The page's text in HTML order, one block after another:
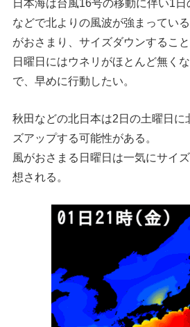
日本海は台風16号の移動に伴い1
などで北よりの風波が強まってい
がおさまり、サイズダウンすること
日曜日にはウネリがほとんど無く
で、早めに行動したい。
秋田などの北日本は2日の土曜日に
ズアップする可能性がある。
風がおさまる日曜日は一気にサイ
想される。